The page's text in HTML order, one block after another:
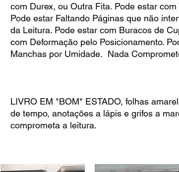
com Durex, ou Outra Fita. Pode estar
Pode estar Faltando Páginas que não
da Leitura. Pode estar com Buracos de
com Deformação pelo Posicionamento.
Manchas por Umidade. Nada
LIVRO EM *BOM* ESTADO, folhas
de tempo, anotações a lápis e grifos a
comprometa a leitura.